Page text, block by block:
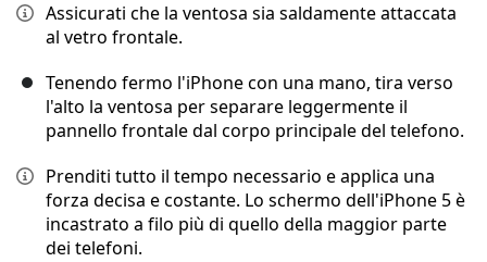
Assicurati che la ventosa sia saldamente attaccata
al vetro frontale.
Tenendo fermo l'iPhone con una mano, tira verso
l'alto la ventosa per separare leggermente il
pannello frontale dal corpo principale del telefono.
Prenditi tutto il tempo necessario e applica una
forza decisa e costante. Lo schermo dell'iPhone 5 è
incastrato a filo più di quello della maggior parte
dei telefoni.